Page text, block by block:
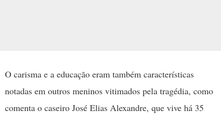
O carisma e a educação eram também características
notadas em outros meninos vitimados pela tragédia, como
comenta o caseiro José Elias Alexandre, que vive há 35